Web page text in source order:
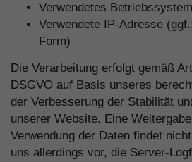
Verwendetes Betriebssystem
Verwendete IP-Adresse
Form)
Die Verarbeitung erfolgt gemäß
DSGVO auf Basis unseres
der Verbesserung der Stabilität
unserer Website. Eine
Verwendung der Daten findet
uns allerdings vor, die Server-